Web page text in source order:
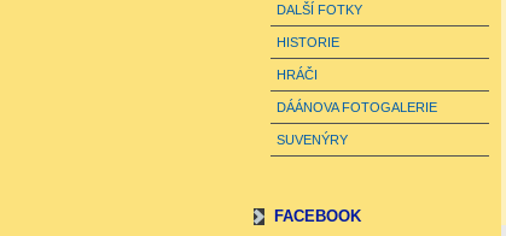
DALŠÍ FOTKY
HISTORIE
HRÁČI
DÁÁNOVA FOTOGALERIE
SUVENÝRY
FACEBOOK